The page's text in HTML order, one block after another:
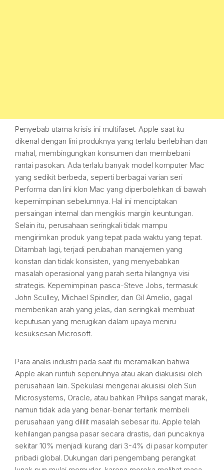
Penyebab utama krisis ini multifaset. Apple saat itu
dikenal dengan lini produknya yang terlalu berlebihan dan
mahal, membingungkan konsumen dan membebani
rantai pasokan. Ada terlalu banyak model komputer Mac
yang sedikit berbeda, seperti berbagai varian seri
Performa dan lini klon Mac yang diperbolehkan di bawah
kepemimpinan sebelumnya. Hal ini menciptakan
persaingan internal dan mengikis margin keuntungan.
Selain itu, perusahaan seringkali tidak mampu
mengirimkan produk yang tepat pada waktu yang tepat.
Ditambah lagi, terjadi perubahan manajemen yang
konstan dan tidak konsisten, yang menyebabkan
masalah operasional yang parah serta hilangnya visi
strategis. Kepemimpinan pasca-Steve Jobs, termasuk
John Sculley, Michael Spindler, dan Gil Amelio, gagal
memberikan arah yang jelas, dan seringkali membuat
keputusan yang merugikan dalam upaya meniru
kesuksesan Microsoft.
Para analis industri pada saat itu meramalkan bahwa
Apple akan runtuh sepenuhnya atau akan diakuisisi oleh
perusahaan lain. Spekulasi mengenai akuisisi oleh Sun
Microsystems, Oracle, atau bahkan Philips sangat marak,
namun tidak ada yang benar-benar tertarik membeli
perusahaan yang dililit masalah sebesar itu. Apple telah
kehilangan pangsa pasar secara drastis, dari puncaknya
sekitar 10% menjadi kurang dari 3-4% di pasar komputer
pribadi global. Dukungan dari pengembang perangkat